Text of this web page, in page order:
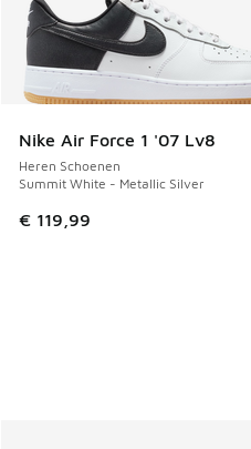
Nike Air Force 1 '07 Lv8
Heren Schoenen
Summit White - Metallic Silver
€ 119,99